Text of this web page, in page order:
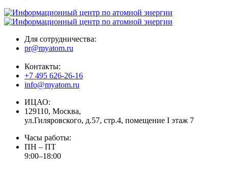
Для сотрудничества:
pr@myatom.ru
Контакты:
+7 495 626-26-16
info@myatom.ru
ИЦАО:
129110, Москва,
ул.Гиляровского, д.57, стр.4, помещение I этаж 7
Часы работы:
ПН – ПТ
9:00–18:00